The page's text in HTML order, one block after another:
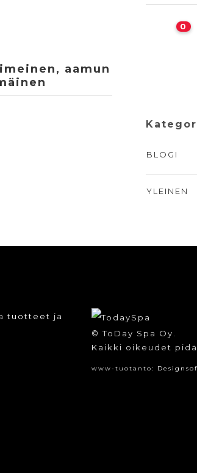
aamun
0
BLOGI
YLEINEN
tuotteet ja
© ToDay Spa Oy.
Kaikki oikeudet
www-tuotanto: